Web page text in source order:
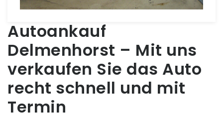
Autoankauf
Delmenhorst – Mit uns
verkaufen Sie das Auto
recht schnell und mit
Termin